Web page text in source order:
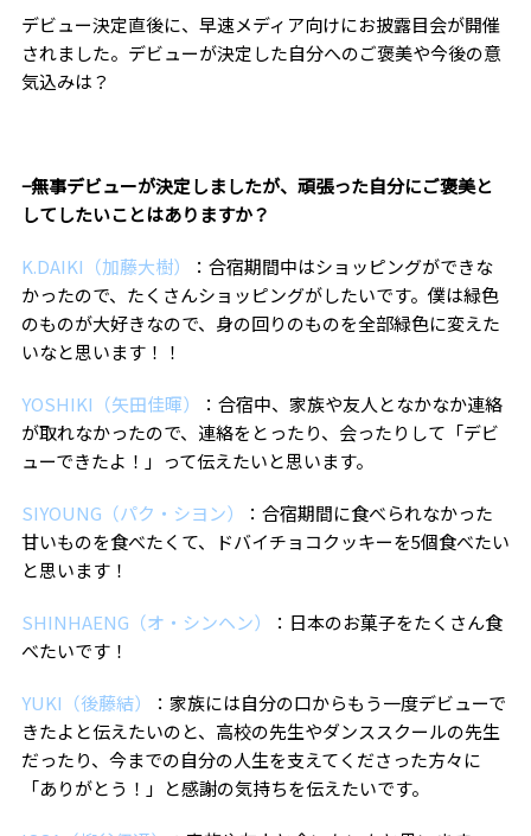
デビュー決定直後に、早速メディア向けにお披露目会が開催
されました。デビューが決定した自分へのご褒美や今後の意
気込みは？
−無事デビューが決定しましたが、頑張った自分にご褒美と
してしたいことはありますか？
K.DAIKI（加藤大樹）
：合宿期間中はショッピングができな
かったので、たくさんショッピングがしたいです。僕は緑色
のものが大好きなので、身の回りのものを全部緑色に変えた
いなと思います！！
YOSHIKI（矢田佳暉）
：合宿中、家族や友人となかなか連絡
が取れなかったので、連絡をとったり、会ったりして「デビ
ューできたよ！」って伝えたいと思います。
SIYOUNG（パク・シヨン）
：合宿期間に食べられなかった
甘いものを食べたくて、ドバイチョコクッキーを5個食べたい
と思います！
SHINHAENG（オ・シンヘン）
：日本のお菓子をたくさん食
べたいです！
YUKI（後藤結）
：家族には自分の口からもう一度デビューで
きたよと伝えたいのと、高校の先生やダンススクールの先生
だったり、今までの自分の人生を支えてくださった方々に
「ありがとう！」と感謝の気持ちを伝えたいです。